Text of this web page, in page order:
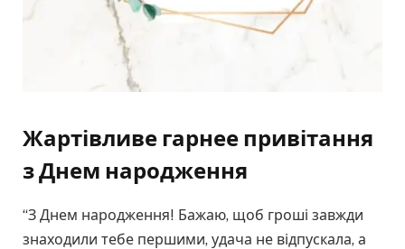
Жартівливе гарнее привітання
з Днем народження
“З Днем народження! Бажаю, щоб гроші завжди
знаходили тебе першими, удача не відпускала, а